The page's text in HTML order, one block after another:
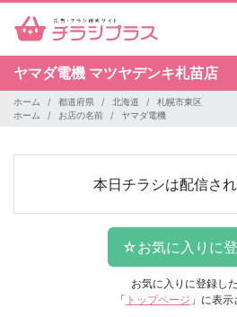
ヤマダ電機 マツヤデンキ札苗店
ホーム 都道府県 北海道
札幌市東区
ホーム
お店の名前 ヤマダ電機
本日チラシは配信さ
お気に入りに登録し
「 トップページ 」に表示